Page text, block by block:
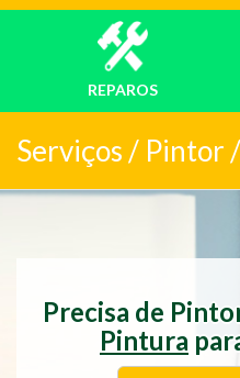
REPAROS
Serviços / Pintor
Precisa de
Pintura